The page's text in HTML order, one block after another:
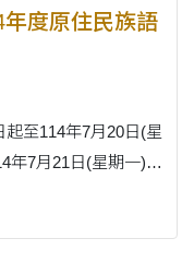
年度原住民族語
至114年7月20日(星
年7月21日(星期一)至